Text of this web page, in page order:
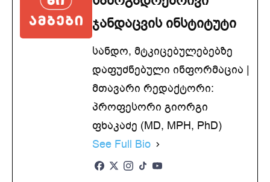
ჯანდაცვის ინსტიტუტი
სანდო, მტკიცებულებებზე
დაფუძნებული ინფორმაცია |
მთავარი რედაქტორი:
პროფესორი გიორგი
ფხაკაძე (MD, MPH, PhD)
See Full Bio